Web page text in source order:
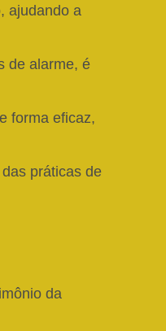
ajudando a
de alarme, é
forma eficaz,
práticas de
da